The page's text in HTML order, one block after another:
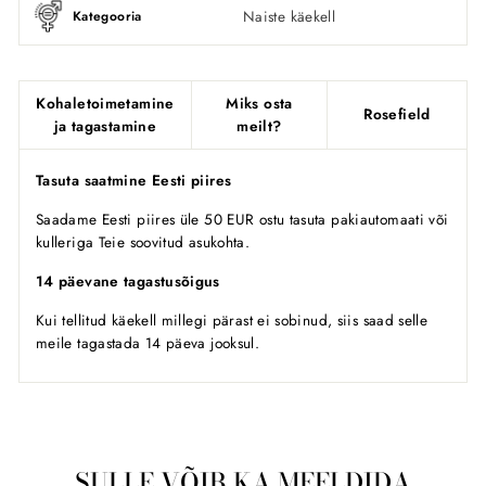
Kategooria Naiste käekell
Kohaletoimetamine
ja tagastamine
Miks osta
meilt?
Rosefield
Tasuta saatmine Eesti piires
Saadame Eesti piires üle 50 EUR ostu tasuta pakiautomaati või
kulleriga Teie soovitud asukohta.
14 päevane tagastusõigus
Kui tellitud käekell millegi pärast ei sobinud, siis saad selle
meile tagastada 14 päeva jooksul.